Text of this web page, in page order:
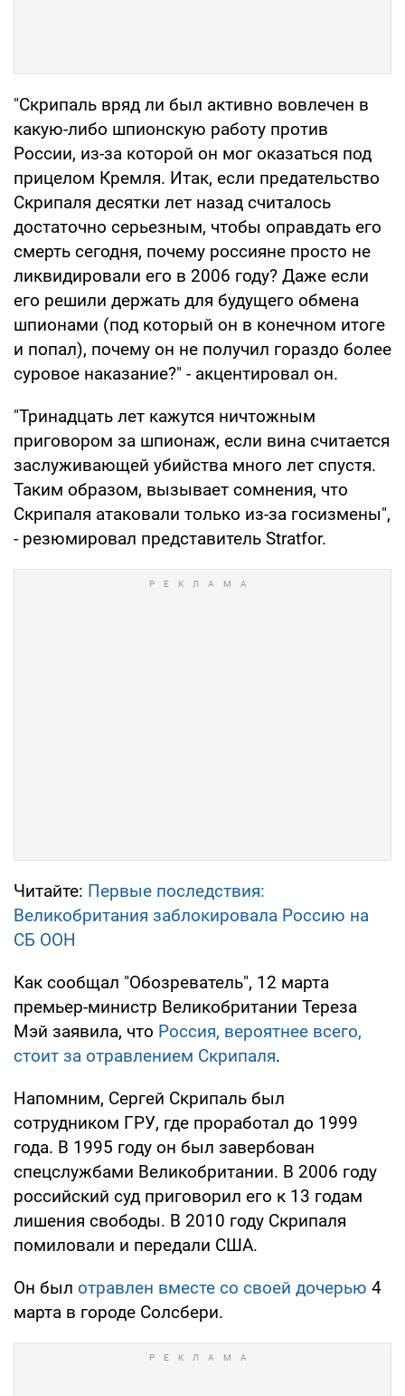
"Скрипаль вряд ли был активно вовлечен в
какую-либо шпионскую работу против
России, из-за которой он мог оказаться под
прицелом Кремля. Итак, если предательство
Скрипаля десятки лет назад считалось
достаточно серьезным, чтобы оправдать его
смерть сегодня, почему россияне просто не
ликвидировали его в 2006 году? Даже если
его решили держать для будущего обмена
шпионами (под который он в конечном итоге
и попал), почему он не получил гораздо более
суровое наказание?" - акцентировал он.
"Тринадцать лет кажутся ничтожным
приговором за шпионаж, если вина считается
заслуживающей убийства много лет спустя.
Таким образом, вызывает сомнения, что
Скрипаля атаковали только из-за госизмены",
- резюмировал представитель Stratfor.
Читайте: Первые последствия:
Великобритания заблокировала Россию на
СБ ООН
Как сообщал "Обозреватель", 12 марта
премьер-министр Великобритании Тереза
Мэй заявила, что Россия, вероятнее всего,
стоит за отравлением Скрипаля.
Напомним, Сергей Скрипаль был
сотрудником ГРУ, где проработал до 1999
года. В 1995 году он был завербован
спецслужбами Великобритании. В 2006 году
российский суд приговорил его к 13 годам
лишения свободы. В 2010 году Скрипаля
помиловали и передали США.
Он был отравлен вместе со своей дочерью 4
марта в городе Солсбери.